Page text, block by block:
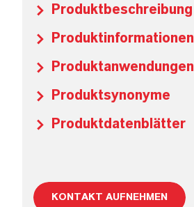
Produktbeschreibung
Produktinformationen
Produktanwendungen
Produktsynonyme
Produktdatenblätter
KONTAKT AUFNEHMEN